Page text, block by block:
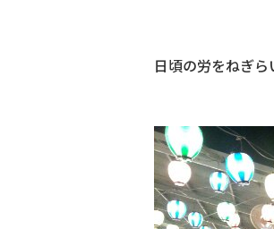
日頃の労をねぎら